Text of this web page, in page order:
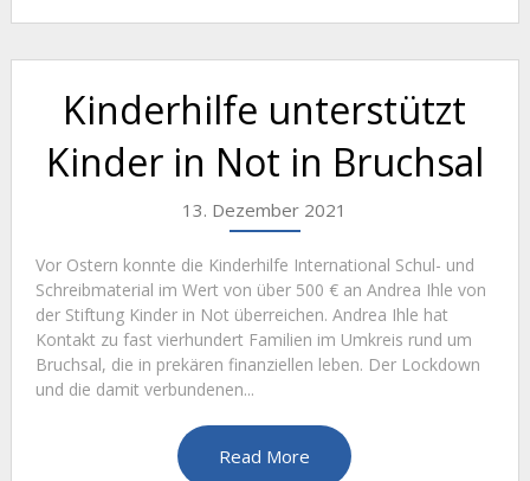
Kinderhilfe unterstützt
Kinder in Not in Bruchsal
13. Dezember 2021
Vor Ostern konnte die Kinderhilfe International Schul- und
Schreibmaterial im Wert von über 500 € an Andrea Ihle von
der Stiftung Kinder in Not überreichen. Andrea Ihle hat
Kontakt zu fast vierhundert Familien im Umkreis rund um
Bruchsal, die in prekären finanziellen leben. Der Lockdown
und die damit verbundenen...
Read More